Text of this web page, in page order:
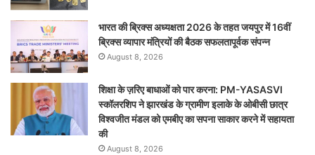
भारत की ब्रिक्‍स अध्यक्षता 2026 के तहत जयपुर में 16वीं
ब्रिक्‍स व्यापार मंत्रियों की बैठक सफलतापूर्वक संपन्न
August 8, 2026
शिक्षा के ज़रिए बाधाओं को पार करना: PM-YASASVI
स्कॉलरशिप ने झारखंड के ग्रामीण इलाके के ओबीसी छात्र
विश्वजीत मंडल को एमबीए का सपना साकार करने में सहायता
की
August 8, 2026